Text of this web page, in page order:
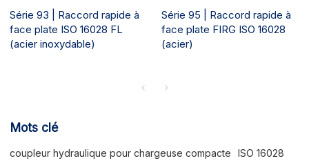
Série 93 | Raccord rapide à
face plate ISO 16028 FL
(acier inoxydable)
Série 95 | Raccord rapide à
face plate FIRG ISO 16028
(acier)
Mots clé
coupleur hydraulique pour chargeuse compacte
ISO 16028